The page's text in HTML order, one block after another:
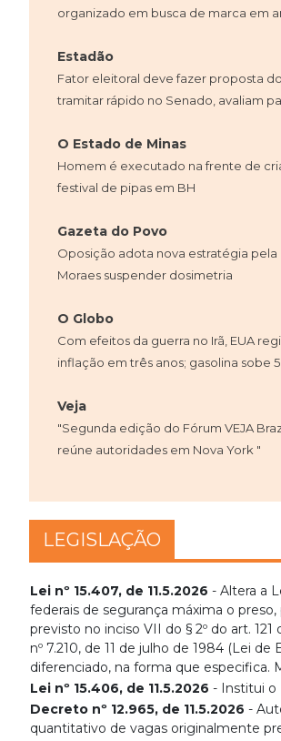
organizado em busca de marca em
Estadão
Fator eleitoral deve fazer proposta
tramitar rápido no Senado, avaliam
O Estado de Minas
Homem é executado na frente de
festival de pipas em BH
Gazeta do Povo
Oposição adota nova estratégia pela
Moraes suspender dosimetria
O Globo
Com efeitos da guerra no Irã, EUA
inflação em três anos; gasolina sobe
Veja
"Segunda edição do Fórum VEJA
reúne autoridades em Nova York "
LEGISLAÇÃO
Lei nº 15.407, de 11.5.2026 - Altera a
federais de segurança máxima o
previsto no inciso VII do § 2º do art.
nº 7.210, de 11 de julho de 1984 (Lei
diferenciado, na forma que especifica.
Lei nº 15.406, de 11.5.2026 - Institui o
Decreto nº 12.965, de 11.5.2026 -
quantitativo de vagas originalmente